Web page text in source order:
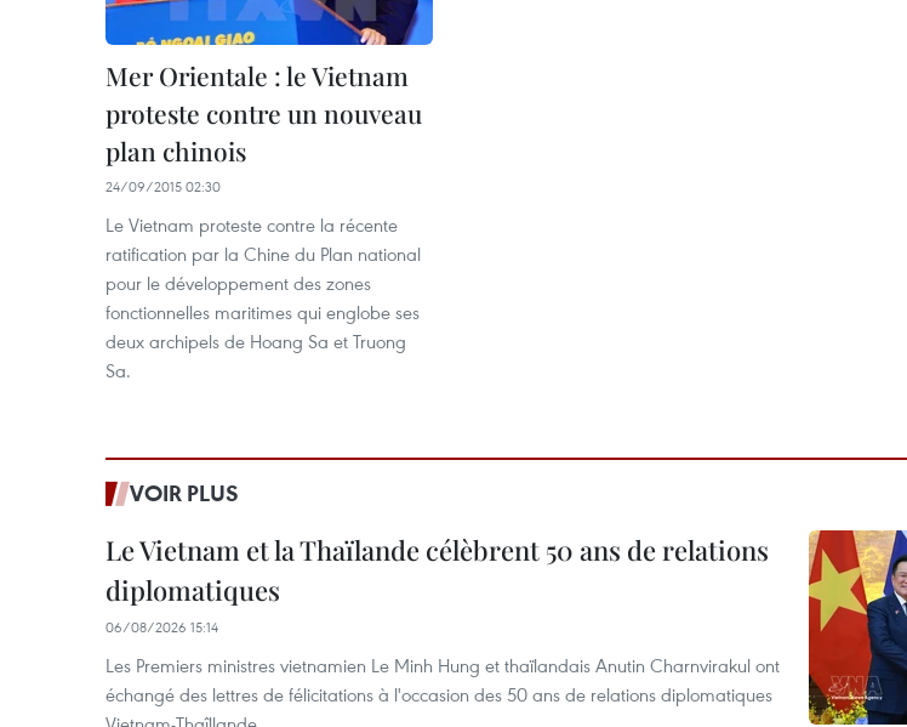
Mer Orientale : le Vietnam
proteste contre un nouveau
plan chinois
24/09/2015 02:30
Le Vietnam proteste contre la récente
ratification par la Chine du Plan national
pour le développement des zones
fonctionnelles maritimes qui englobe ses
deux archipels de Hoang Sa et Truong
Sa.
VOIR PLUS
Le Vietnam et la Thaïlande célèbrent 50 ans de relations
diplomatiques
06/08/2026 15:14
Les Premiers ministres vietnamien Le Minh Hung et thaïlandais Anutin Charnvirakul ont
échangé des lettres de félicitations à l'occasion des 50 ans de relations diplomatiques